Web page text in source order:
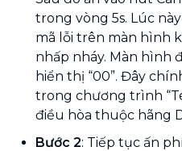
trong vòng 5s. Lúc
mã lỗi trên màn hình
nhấp nháy. Màn hình
hiển thị “00”. Đây
trong chương trình
điều hòa thuộc hãng
Bước 2: Tiếp tục ấn